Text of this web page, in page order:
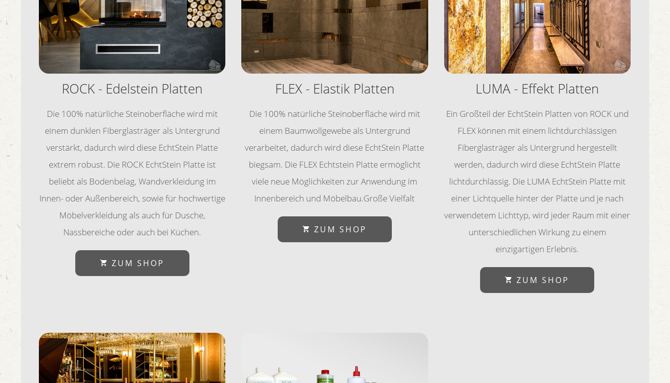
ROCK - Edelstein Platten
Die 100% natürliche Steinoberfläche wird mit
einem dunklen Fiberglasträger als Untergrund
verstärkt, dadurch wird diese EchtStein Platte
extrem robust. Die ROCK EchtStein Platte ist
beliebt als Bodenbelag, Wandverkleidung im
Innen- oder Außenbereich, sowie für hochwertige
Möbelverkleidung als auch für Dusche,
Nassbereiche oder auch bei Küchen.
ZUM SHOP
FLEX - Elastik Platten
Die 100% natürliche Steinoberfläche wird mit
einem Baumwollgewebe als Untergrund
verarbeitet, dadurch wird diese EchtStein Platte
biegsam. Die FLEX Echtstein Platte ermöglicht
viele neue Möglichkeiten zur Anwendung im
Innenbereich und Möbelbau.Große Vielfalt
ZUM SHOP
LUMA - Effekt Platten
Ein Großteil der EchtStein Platten von ROCK und
FLEX können mit einem lichtdurchlässigen
Fiberglasträger als Untergrund hergestellt
werden, dadurch wird diese EchtStein Platte
lichtdurchlässig. Die LUMA EchtStein Platte mit
einer Lichtquelle hinter der Platte und je nach
verwendetem Lichttyp, wird jeder Raum mit einer
unterschiedlichen Wirkung zu einem
einzigartigen Erlebnis.
ZUM SHOP